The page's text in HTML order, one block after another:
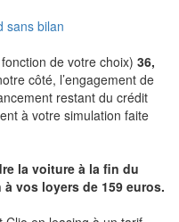
sans bilan
de votre choix) 36,
côté, l’engagement de
restant du crédit
à votre simulation faite
la voiture à la fin du
vos loyers de 159 euros.